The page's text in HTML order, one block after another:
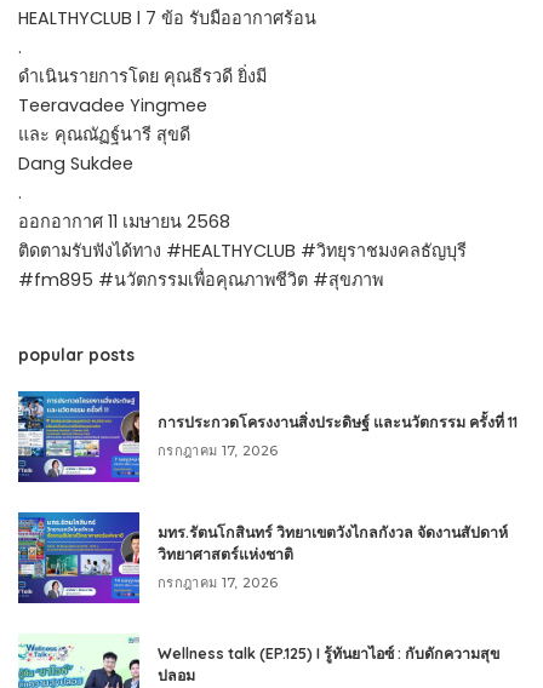
HEALTHYCLUB l 7 ข้อ รับมืออากาศร้อน
.
ดำเนินรายการโดย คุณธีรวดี ยิ่งมี
Teeravadee Yingmee
และ คุณณัฏฐ์นารี สุขดี
Dang Sukdee
.
ออกอากาศ 11 เมษายน 2568
ติดตามรับฟังได้ทาง #HEALTHYCLUB #วิทยุราชมงคลธัญบุรี
#fm895 #นวัตกรรมเพื่อคุณภาพชีวิต #สุขภาพ
popular posts
การประกวดโครงงานสิ่งประดิษฐ์ และนวัตกรรม ครั้งที่ 11
กรกฎาคม 17, 2026
มทร.รัตนโกสินทร์ วิทยาเขตวังไกลกังวล จัดงานสัปดาห์
วิทยาศาสตร์แห่งชาติ
กรกฎาคม 17, 2026
Wellness talk (EP.125) I รู้ทันยาไอซ์ : กับดักความสุข
ปลอม